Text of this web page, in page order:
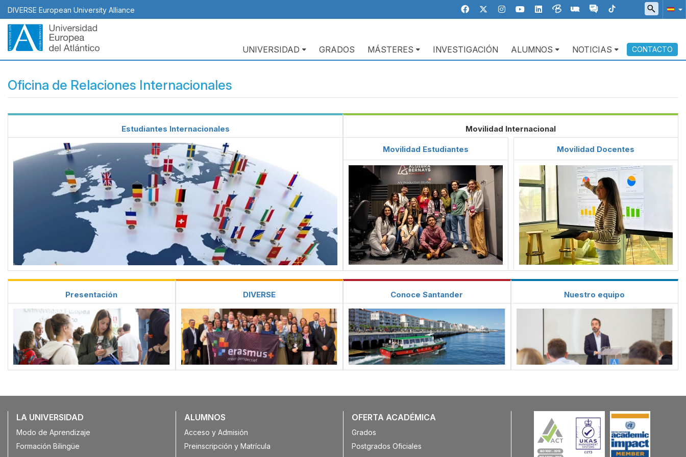
Pasar
al
contenido
principal
DIVERSE European University Alliance
Navegación
principal
Micrositios
UNIVERSIDAD GRADOS MÁSTERES INVESTIGACIÓN ALUMNOS NOTICIAS CONTACTO
Oficina de Relaciones Internacionales
Body
Estudiantes Internacionales Movilidad Internacional
Movilidad Estudiantes Movilidad Docentes
Presentación DIVERSE Conoce Santander Nuestro equipo
Galería
LA UNIVERSIDAD
Modo de Aprendizaje
Formación Bilingüe
ALUMNOS
Acceso y Admisión
Preinscripción y Matrícula
OFERTA ACADÉMICA
Grados
Postgrados Oficiales